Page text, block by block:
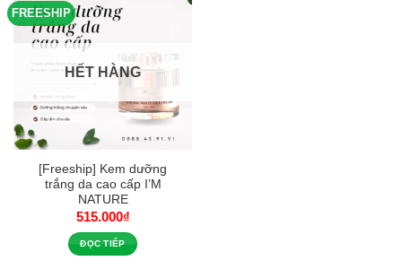
FREESHIP
HẾT HÀNG
[Freeship] Kem dưỡng
trắng da cao cấp I’M
NATURE
515.000₫
ĐỌC TIẾP